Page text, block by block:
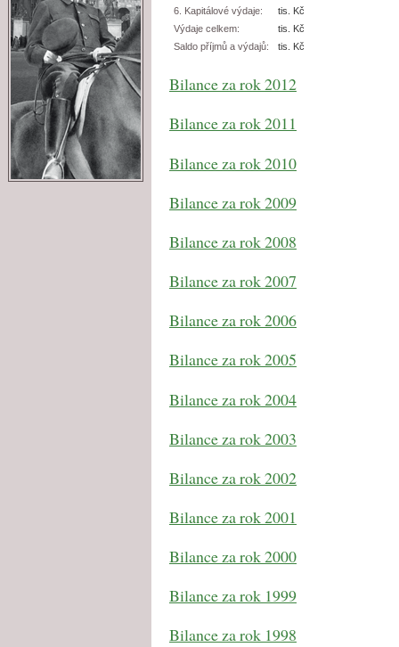
6. Kapitálové výdaje:
tis. Kč
Výdaje celkem:
tis. Kč
Saldo příjmů a výdajů:
tis. Kč
Bilance za rok 2012
Bilance za rok 2011
Bilance za rok 2010
Bilance za rok 2009
Bilance za rok 2008
Bilance za rok 2007
Bilance za rok 2006
Bilance za rok 2005
Bilance za rok 2004
Bilance za rok 2003
Bilance za rok 2002
Bilance za rok 2001
Bilance za rok 2000
Bilance za rok 1999
Bilance za rok 1998